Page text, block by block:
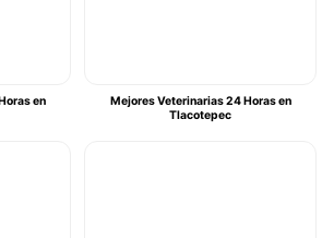
en
Mejores Veterinarias 24 Horas en
Tlacotepec